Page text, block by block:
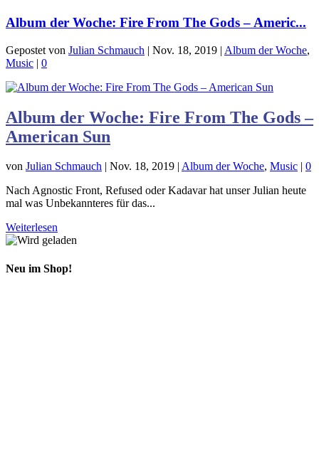
Album der Woche: Fire From The Gods – Americ...
Gepostet von Julian Schmauch | Nov. 18, 2019 | Album der Woche,
Music | 0
Album der Woche: Fire From The Gods –
American Sun
von Julian Schmauch | Nov. 18, 2019 | Album der Woche, Music | 0
Nach Agnostic Front, Refused oder Kadavar hat unser Julian heute
mal was Unbekannteres für das...
Weiterlesen
Neu im Shop!